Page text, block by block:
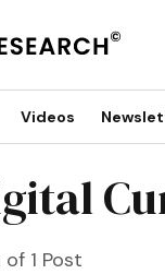
Videos
1 Post